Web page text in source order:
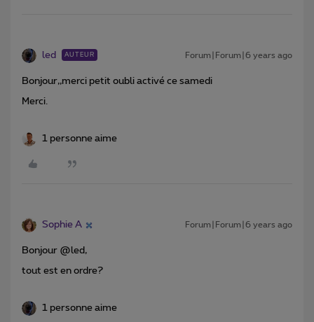
led AUTEUR Forum|Forum|6 years ago
Bonjour,,merci petit oubli activé ce samedi
Merci.
1 personne aime
Sophie A Forum|Forum|6 years ago
Bonjour @led,
tout est en ordre?
1 personne aime